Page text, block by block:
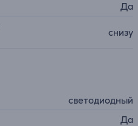
Да
снизу
светодиодный
Да